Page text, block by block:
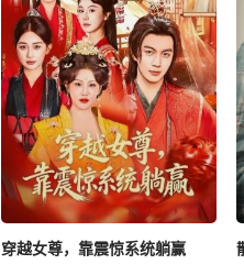
穿越女尊，靠震惊系统躺赢